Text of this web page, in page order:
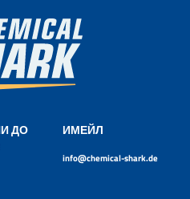
ДО
ИМЕЙЛ
info@chemical-shark.de